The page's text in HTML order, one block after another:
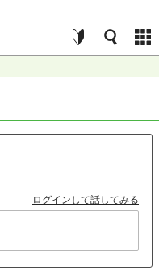
ログインして話してみる